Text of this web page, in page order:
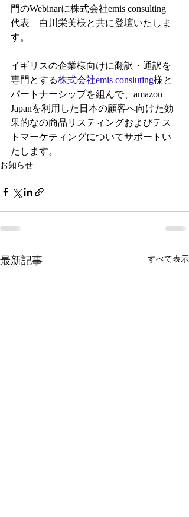
門のWebinarに株式会社emis consulting
代表　白川栄美様と共に登壇いたしま
す。
イギリスの企業様向けに翻訳・通訳を
専門とする株式会社emis consluting様と
パートナーシップを組んで、amazon​
Japanを利用した日本の顧客へ向けた効
果的なの商品リスティングおよびテス
トマーケティングについてサポートい
たします。
お知らせ
最新記事 すべて表示